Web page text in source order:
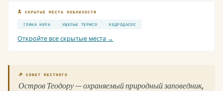
🔝 СКРЫТЫЕ МЕСТА ПОБЛИЗОСТИ
ГЛИКА НЕРА УЩЕЛЬЕ ТЕРИСО КЕДРОДАСОС
Откройте все скрытые места →
🔎 СОВЕТ МЕСТНОГО
Остров Теодору — охраняемый природный заповедник,